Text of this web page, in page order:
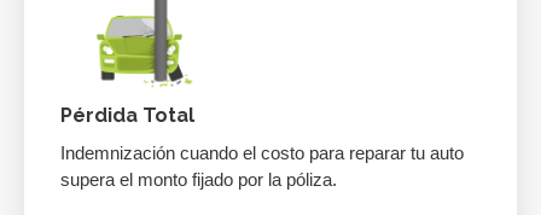
Pérdida Total
Indemnización cuando el costo para reparar tu auto
supera el monto fijado por la póliza.